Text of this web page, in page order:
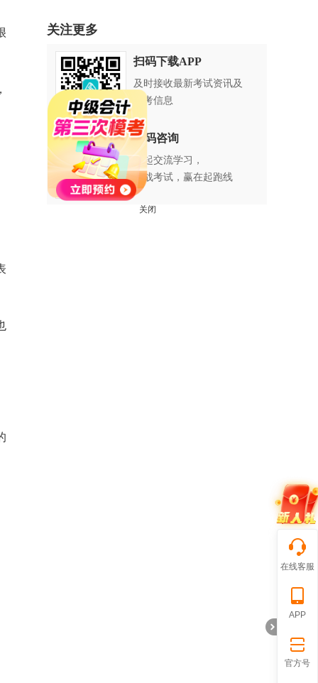
关注更多
扫码下载APP
及时接收最新考试资讯及
备考信息
扫码咨询
一起交流学习，
备战考试，赢在起跑线
在线客服
APP
官方号